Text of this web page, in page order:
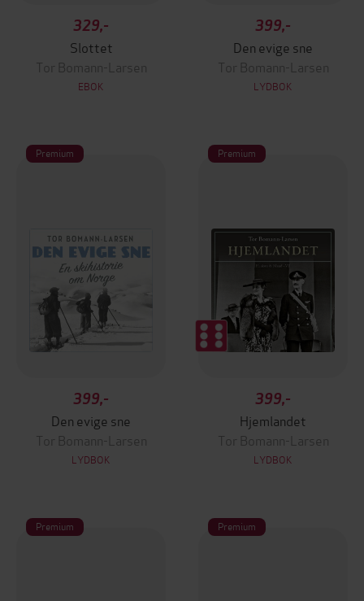
329,-
Slottet
Tor Bomann-Larsen
EBOK
399,-
Den evige sne
Tor Bomann-Larsen
LYDBOK
Premium
399,-
Den evige sne
Tor Bomann-Larsen
LYDBOK
Premium
399,-
Hjemlandet
Tor Bomann-Larsen
LYDBOK
Premium Premium